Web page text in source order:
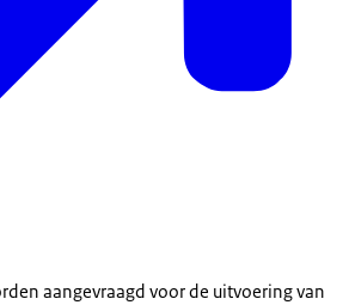
aangevraagd voor de uitvoering van